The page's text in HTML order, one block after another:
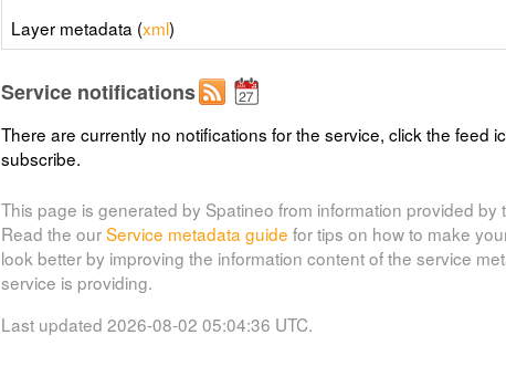
Layer metadata (xml)
Service notifications
There are currently no notifications for the service, click the feed
subscribe.
This page is generated by Spatineo from information provided by
Read the ourService metadata guide for tips on how to make
look better by improving the information content of the service
service is providing.
Last updated 2026-08-02 05:04:36 UTC.